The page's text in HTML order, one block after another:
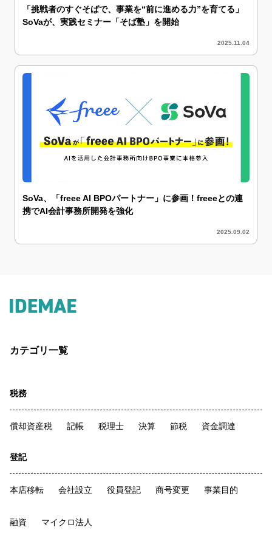
「挑戦者のすぐそばで、事業を“前に進める力”を育てる」
SoVaが、実践セミナー「そば塾」を開始
2025.11.04
SoVa、「freee AI BPOパートナー」に参画！freeeとの連
携でAI会計事務所開発を強化
2025.09.02
カテゴリ一覧
税務
償却資産税 記帳 税理士 決算 節税 資金調達
登記
本店移転 会社設立 役員登記 商号変更 事業目的
融資 マイクロ法人